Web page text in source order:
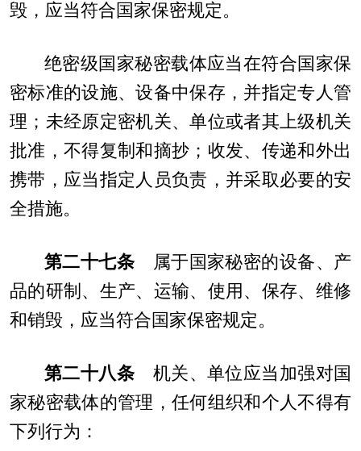
毁，应当符合国家保密规定。
绝密级国家秘密载体应当在符合国家保
密标准的设施、设备中保存，并指定专人管
理；未经原定密机关、单位或者其上级机关
批准，不得复制和摘抄；收发、传递和外出
携带，应当指定人员负责，并采取必要的安
全措施。
第二十七条 属于国家秘密的设备、产
品的研制、生产、运输、使用、保存、维修
和销毁，应当符合国家保密规定。
第二十八条 机关、单位应当加强对国
家秘密载体的管理，任何组织和个人不得有
下列行为：